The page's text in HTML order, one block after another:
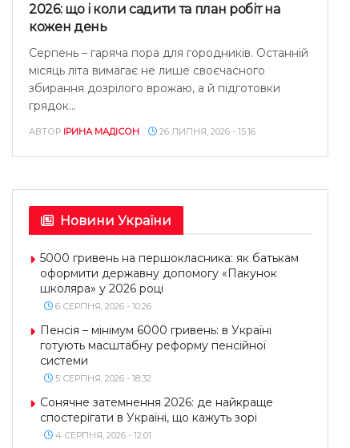
2026: що і коли садити та план робіт на
кожен день
Серпень – гаряча пора для городників. Останній
місяць літа вимагає не лише своєчасного
збирання дозрілого врожаю, а й підготовки
грядок...
АВТОР ІРИНА МАДІСОН 26 ЛИПНЯ, 2026 - 15:16
Новини України
5000 гривень на першокласника: як батькам
оформити державну допомогу «Пакунок
школяра» у 2026 році
6 СЕРПНЯ, 2026 - 10:26
Пенсія – мінімум 6000 гривень: в Україні
готують масштабну реформу пенсійної
системи
5 СЕРПНЯ, 2026 - 18:32
Сонячне затемнення 2026: де найкраще
спостерігати в Україні, що кажуть зорі
4 СЕРПНЯ, 2026 - 12:01